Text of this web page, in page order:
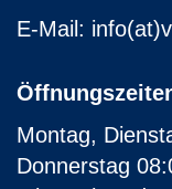
E-Mail:
Montag,
Donnerstag